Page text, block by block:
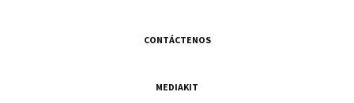
CONTÁCTENOS
MEDIAKIT